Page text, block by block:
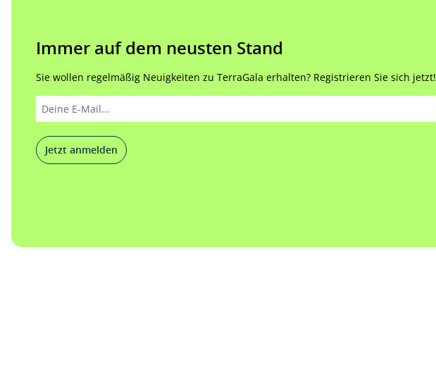
Immer auf dem neusten Stand
Sie wollen regelmäßig Neuigkeiten zu TerraGala erhalten? Registrieren Sie sich jetzt!
Jetzt anmelden